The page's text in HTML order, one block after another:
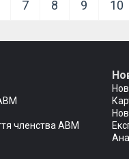
7 8 9 10
членства АВМ